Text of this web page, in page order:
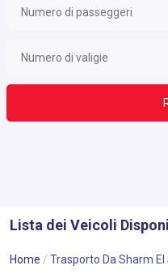
Lista dei Veicoli
Home Trasporto Da Sharm